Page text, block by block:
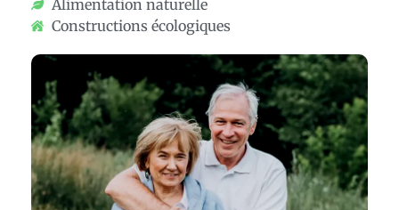
Alimentation naturelle
Constructions écologiques